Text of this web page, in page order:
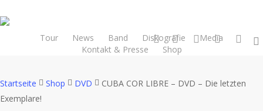
to
Tour News Band Diskografie
Media
Kontakt & Presse
Shop
facebook
youtubeinstagram
spotify
Startseite Shop DVD
CUBA COR LIBRE – DVD – Die letzten
Exemplare!